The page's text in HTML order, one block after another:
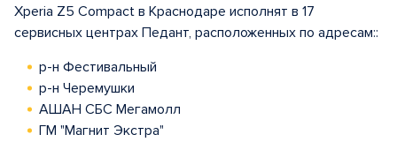
Xperia Z5 Compact в Краснодаре исполнят в 17
сервисных центрах Педант, расположенных по адресам::
р-н Фестивальный
р-н Черемушки
АШАН СБС Мегамолл
ГМ "Магнит Экстра"